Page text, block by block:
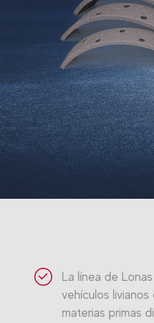
La línea de
vehículos
materias primas